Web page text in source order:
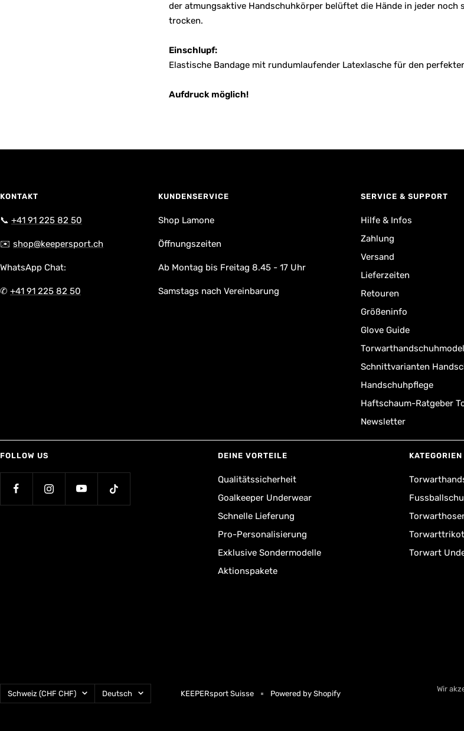
der atmungsaktive Handschuhkörper belüftet die Hände in jeder noch
trocken.
Einschlupf:
Elastische Bandage mit rundumlaufender Latexlasche für den
Aufdruck möglich!
KONTAKT
📞 +41 91 225 82 50
✉️ shop@keepersport.ch
WhatsApp Chat:
✆ +41 91 225 82 50
KUNDENSERVICE
Shop Lamone
Öffnungszeiten
Ab Montag bis Freitag 8.45 - 17 Uhr
Samstags nach Vereinbarung
SERVICE & SUPPORT
Hilfe & Infos
Zahlung
Versand
Lieferzeiten
Retouren
Größeninfo
Glove Guide
Schnittvarianten
Handschuhpflege
Haftschaum-Ratgeber
Newsletter
FOLLOW US DEINE VORTEILE
Qualitätssicherheit
Goalkeeper Underwear
Schnelle Lieferung
Pro-Personalisierung
Exklusive Sondermodelle
Aktionspakete
KATEGORIEN
Torwart
Land/Region
Schweiz (CHF CHF) Sprache
Deutsch KEEPERsport Suisse Powered by Shopify
Wir